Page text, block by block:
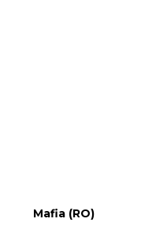
Mafia (RO)